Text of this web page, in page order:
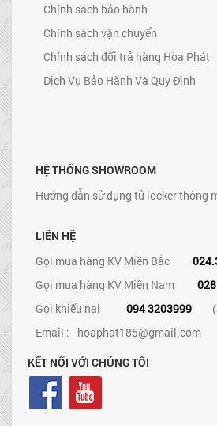
Chính sách bảo hành
Chính sách vận chuyển
Chính sách đổi trả hàng Hòa Phát
Dịch Vụ Bảo Hành Và Quy Định
HỆ THỐNG SHOWROOM
Hướng dẫn sử dụng tủ locker thông
LIÊN HỆ
Gọi mua hàng KV Miền Bắc
Gọi mua hàng KV Miền Nam
Gọi khiếu nại
094 3203999
Email : hoaphat185@gmail.com
KẾT NỐI VỚI CHÚNG TÔI